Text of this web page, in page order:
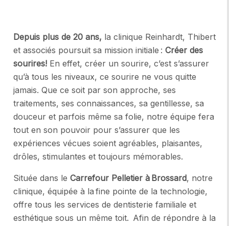
Depuis plus de 20 ans, la clinique Reinhardt, Thibert
et associés poursuit sa mission initiale : Créer des
sourires! En effet, créer un sourire, c’est s’assurer
qu’à tous les niveaux, ce sourire ne vous quitte
jamais. Que ce soit par son approche, ses
traitements, ses connaissances, sa gentillesse, sa
douceur et parfois même sa folie, notre équipe fera
tout en son pouvoir pour s’assurer que les
expériences vécues soient agréables, plaisantes,
drôles, stimulantes et toujours mémorables.
Située dans le Carrefour Pelletier à Brossard, notre
clinique, équipée à la fine pointe de la technologie,
offre tous les services de dentisterie familiale et
esthétique sous un même toit. Afin de répondre à la